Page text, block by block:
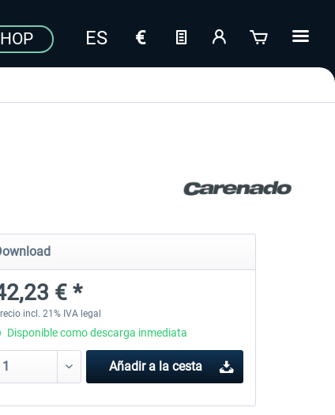
€ *
incl. 21% IVA legal
Disponible como descarga inmediata
Añadir a la cesta